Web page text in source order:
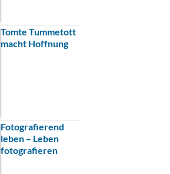
Tomte Tummetott
macht Hoffnung
Fotografierend
leben – Leben
fotografieren